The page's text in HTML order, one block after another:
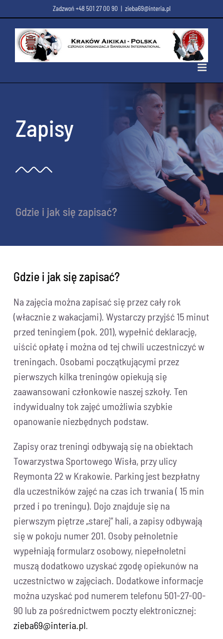
do
zawartości
Zadzwoń +48 501 27 00 90 | zieba69@interia.pl
Zapisy
Gdzie i jak się zapisać?
Gdzie i jak się zapisać?
Na zajęcia można zapisać się przez cały rok
(włacznie z wakacjami). Wystarczy przyjść 15 minut
przed teningiem (pok. 201), wypełnić deklarację,
uiścić opłatę i można od tej chwili uczestniczyć w
treningach. Osobami początkującymi przez
pierwszych kilka treningów opiekują się
zaawansowani członkowie naszej szkoły. Ten
indywidualny tok zajęć umożliwia szybkie
opanowanie niezbędnych podstaw.
Zapisy oraz treningi odbywają się na obiektach
Towarzystwa Sportowego Wisła, przy ulicy
Reymonta 22 w Krakowie. Parking jest bezpłatny
dla uczestników zajęć na czas ich trwania ( 15 min
przed i po treningu). Dojo znajduje się na
pierwszym piętrze „starej” hali, a zapisy odbywają
się w pokoju numer 201. Osoby pełnoletnie
wypełniają formularz osobowy, niepełnoletni
muszą dodatkowo uzyskać zgodę opiekunów na
uczestnictwo w zajęciach. Dodatkowe informacje
można uzyskać pod numerem telefonu 501-27-00-
90 lub za pośrednictwem poczty elektronicznej:
zieba69@interia.pl.